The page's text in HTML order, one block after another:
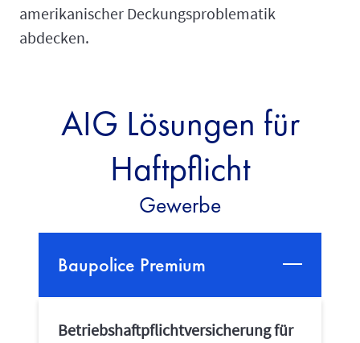
amerikanischer Deckungsproblematik
abdecken.
AIG Lösungen für
Haftpflicht
Gewerbe
Baupolice Premium
Betriebshaftpflichtversicherung für